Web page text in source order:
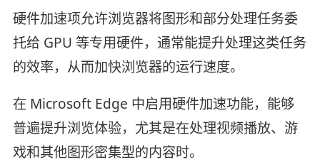
硬件加速项允许浏览器将图形和部分处理任务委
托给 GPU 等专用硬件，通常能提升处理这类任务
的效率，从而加快浏览器的运行速度。
在 Microsoft Edge 中启用硬件加速功能，能够
普遍提升浏览体验，尤其是在处理视频播放、游
戏和其他图形密集型的内容时。